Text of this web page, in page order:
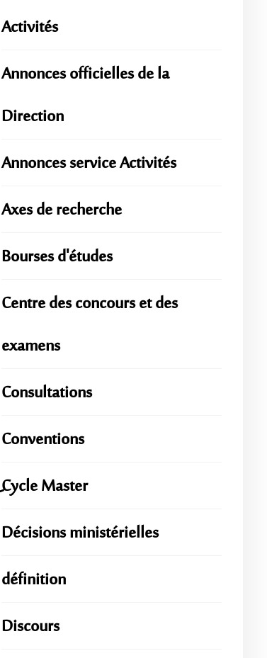
Activités
Annonces officielles de la
Direction
Annonces service Activités
Axes de recherche
Bourses d'études
Centre des concours et des
examens
Consultations
Conventions
ِِِCycle Master
Décisions ministérielles
définition
Discours